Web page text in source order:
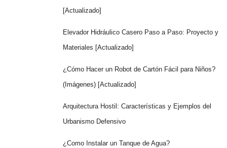
[Actualizado]
Elevador Hidráulico Casero Paso a Paso: Proyecto y
Materiales [Actualizado]
¿Cómo Hacer un Robot de Cartón Fácil para Niños?
(Imágenes) [Actualizado]
Arquitectura Hostil: Características y Ejemplos del
Urbanismo Defensivo
¿Como Instalar un Tanque de Agua?